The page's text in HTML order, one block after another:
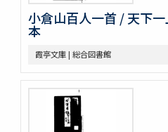
小倉山百人一首 / 天下
本
霞亭文庫 | 総合図書館